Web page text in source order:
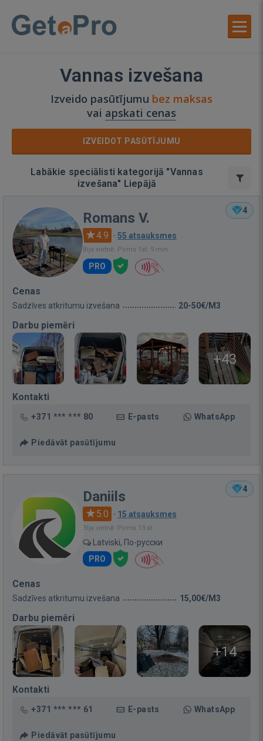
Vannas izvešana
Izveido pasūtījumu bez maksas
vai apskati cenas
IZVEIDOT PASŪTĪJUMU
Labākie speciālisti kategorijā "Vannas
izvešana" Liepājā
4
Romans V.
4.9 · 55 atsauksmes
Bija vietnē: Pirms 1st. 9 min.
PRO
Cenas
Sadzīves atkritumu izvešana 20-50€/M3
Darbu piemēri
+43
Kontakti
+371 *** *** 80 E-pasts WhatsApp
Piedāvāt pasūtījumu
4
Daniils
5.0 · 15 atsauksmes
Bija vietnē: Pirms 13 st.
Latviski, По-русски
PRO
Cenas
Sadzīves atkritumu izvešana 15,00€/M3
Darbu piemēri
+14
Kontakti
+371 *** *** 61 E-pasts WhatsApp
Piedāvāt pasūtījumu